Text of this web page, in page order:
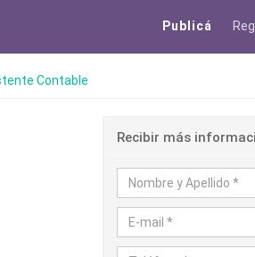
Publicá
Contable
Recibir más